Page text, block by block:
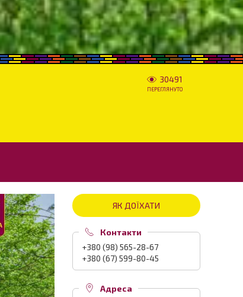
30491
ПЕРЕГЛЯНУТО
ЯК ДОЇХАТИ
Контакти
+380 (98) 565-28-67
+380 (67) 599-80-45
Адреса